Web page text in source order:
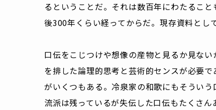
るということだ。それは数百年にわたるこ
後300年くらい経ってからだ。現存資料とし
口伝をこじつけや想像の産物と見るか見な
を排した論理的思考と芸術的センスが必要
がいくつもある。冷泉家の和歌にもそうい
流派は残っているが失伝した口伝もたくさん